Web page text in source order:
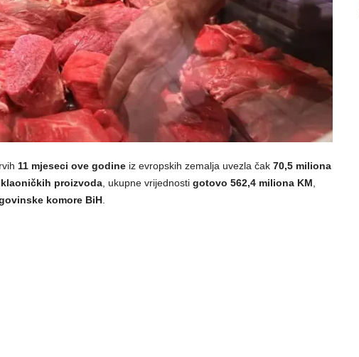
11 mjeseci ove godineiz evropskih zemalja uvezla čak 70,5 miliona
proizvoda, ukupne vrijednosti gotovo 562,4 miliona KM
komore BiH.